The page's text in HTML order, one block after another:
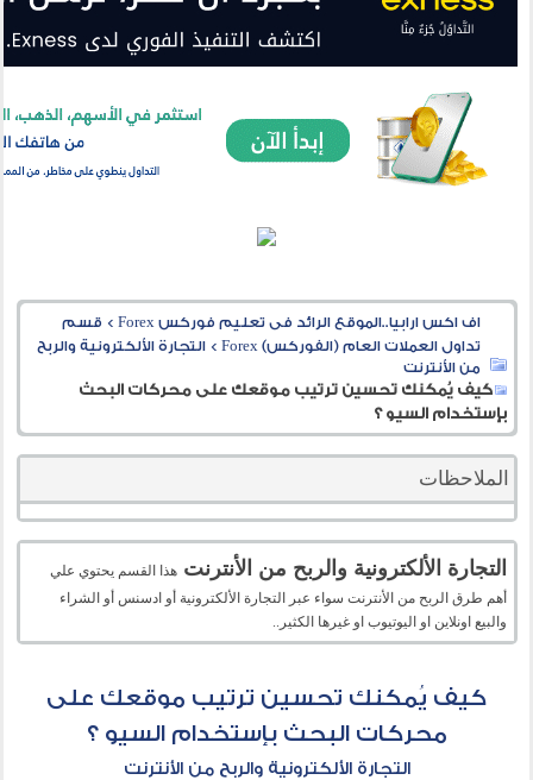
اف اكس ارابيا..الموقع الرائد فى تعليم فوركس Forex > قسم
تداول العملات العام (الفوركس) Forex
>التجارة الألكترونية والربح
من الأنترنت
كيف يُمكنك تحسين ترتيب موقعك على محركات البحث
بإستخدام السيو ؟
الملاحظات
التجارة الألكترونية والربح من الأنترنت هذا القسم يحتوي علي
أهم طرق الربح من الأنترنت سواء عبر التجارة الألكترونية أو ادسنس أو الشراء
والبيع اونلاين او اليوتيوب او غيرها الكثير..
كيف يُمكنك تحسين ترتيب موقعك على
محركات البحث بإستخدام السيو ؟
التجارة الألكترونية والربح من الأنترنت